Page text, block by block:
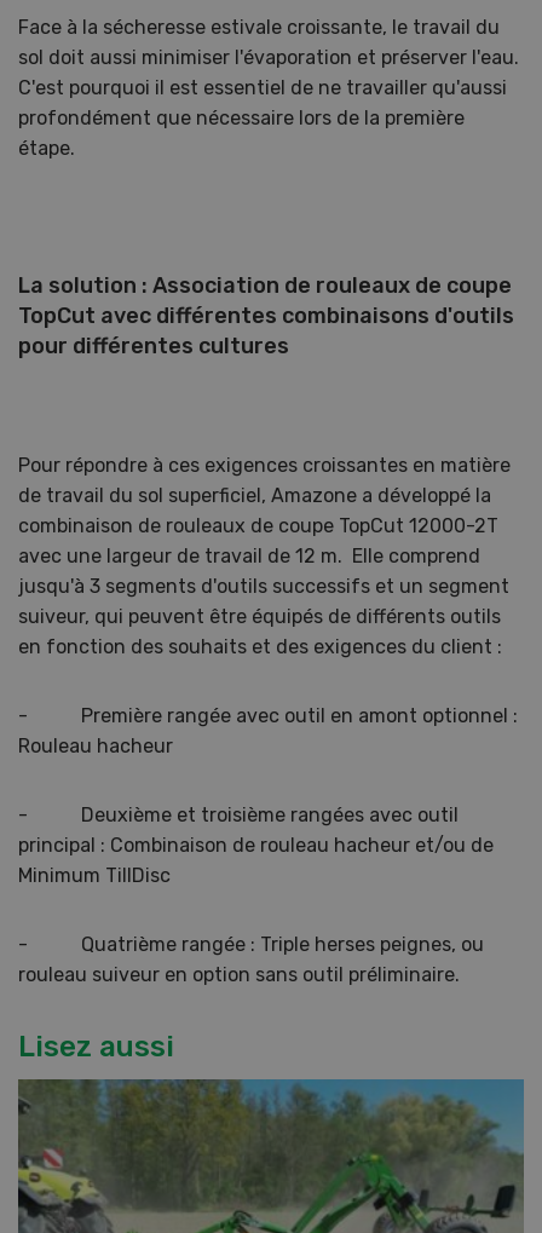
Face à la sécheresse estivale croissante, le travail du
sol doit aussi minimiser l'évaporation et préserver l'eau.
C'est pourquoi il est essentiel de ne travailler qu'aussi
profondément que nécessaire lors de la première
étape.
La solution : Association de rouleaux de coupe
TopCut avec différentes combinaisons d'outils
pour différentes cultures
Pour répondre à ces exigences croissantes en matière
de travail du sol superficiel, Amazone a développé la
combinaison de rouleaux de coupe TopCut 12000-2T
avec une largeur de travail de 12 m. Elle comprend
jusqu'à 3 segments d'outils successifs et un segment
suiveur, qui peuvent être équipés de différents outils
en fonction des souhaits et des exigences du client :
- Première rangée avec outil en amont optionnel :
Rouleau hacheur
- Deuxième et troisième rangées avec outil
principal : Combinaison de rouleau hacheur et/ou de
Minimum TillDisc
- Quatrième rangée : Triple herses peignes, ou
rouleau suiveur en option sans outil préliminaire.
Lisez aussi